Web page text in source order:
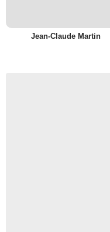
Jean-Claude Martin